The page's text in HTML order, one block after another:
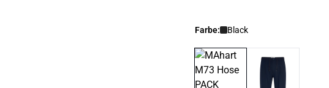
Farbe: Black